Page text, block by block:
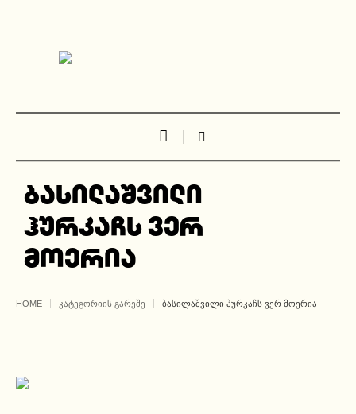
ბასილაშვილი
ჰურკაჩს ვერ
მოერია
HOME ᲙᲐᲢᲔᲒᲝᲠᲘᲘᲡ ᲒᲐᲠᲔᲨᲔ ᲑᲐᲡᲘᲚᲐᲨᲕᲘᲚᲘ ᲰᲣᲠᲙᲐᲩᲡ ᲕᲔᲠ ᲛᲝᲔᲠᲘᲐ